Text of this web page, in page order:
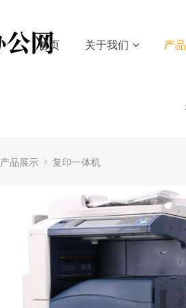
首页 关于我们 产
产品展示 复印一体机